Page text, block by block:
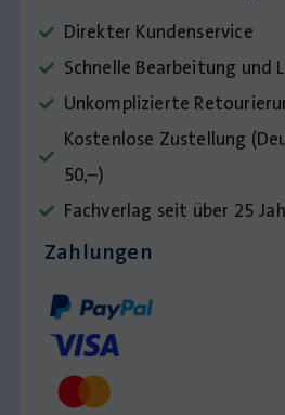
Direkter Kundenservice
Schnelle Bearbeitung und
Unkomplizierte
Kostenlose Zustellung
50,–)
Fachverlag seit über 25
Zahlungen